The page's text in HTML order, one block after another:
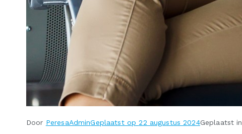
Door PeresaAdminGeplaatst op22 augustus 2024Geplaatst in